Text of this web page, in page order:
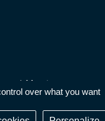
over what you want
| Mentions
Publications